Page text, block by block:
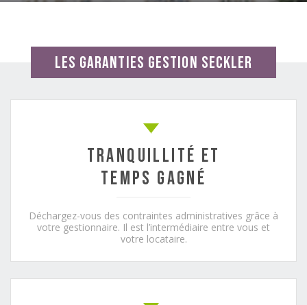
LES GARANTIES GESTION SECKLER
TRANQUILLITÉ ET
TEMPS GAGNÉ
Déchargez-vous des contraintes administratives grâce à
votre gestionnaire. Il est l’intermédiaire entre vous et
votre locataire.